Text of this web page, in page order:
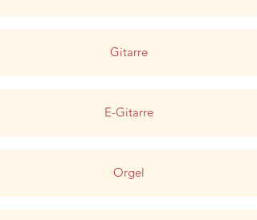
Gitarre
E-Gitarre
Orgel